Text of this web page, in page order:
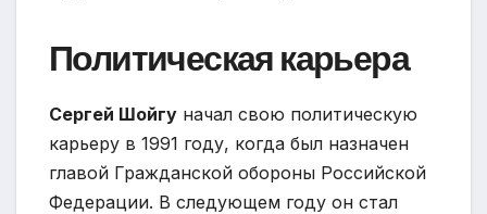
Политическая карьера
Сергей Шойгу начал свою политическую
карьеру в 1991 году, когда был назначен
главой Гражданской обороны Российской
Федерации. В следующем году он стал